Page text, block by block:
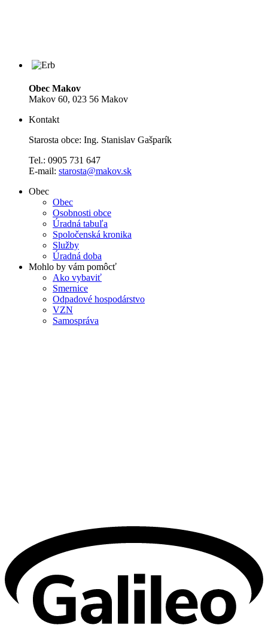
Obec Makov
Makov 60, 023 56 Makov
Kontakt
Starosta obce: Ing. Stanislav Gašparík
Tel.: 0905 731 647
E-mail: starosta@makov.sk
Obec
Obec
Osobnosti obce
Úradná tabuľa
Spoločenská kronika
Služby
Úradná doba
Mohlo by vám pomôcť
Ako vybaviť
Smernice
Odpadové hospodárstvo
VZN
Samospráva